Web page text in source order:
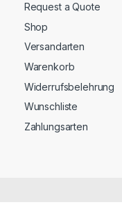
Request a Quote
Shop
Versandarten
Warenkorb
Widerrufsbelehrung
Wunschliste
Zahlungsarten